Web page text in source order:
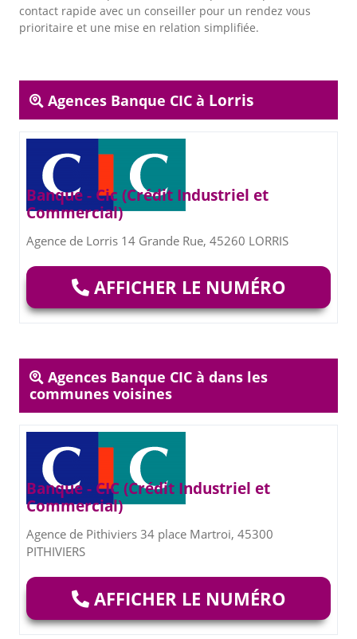
contact rapide avec un conseiller pour un rendez vous
prioritaire et une mise en relation simplifiée.
Agences Banque CIC à Lorris
Banque - Cic (Crédit Industriel et
Commercial)
Agence de Lorris 14 Grande Rue, 45260 LORRIS
AFFICHER LE NUMÉRO
Agences Banque CIC à dans les
communes voisines
Banque - CIC (Crédit Industriel et
Commercial)
Agence de Pithiviers 34 place Martroi, 45300
PITHIVIERS
AFFICHER LE NUMÉRO